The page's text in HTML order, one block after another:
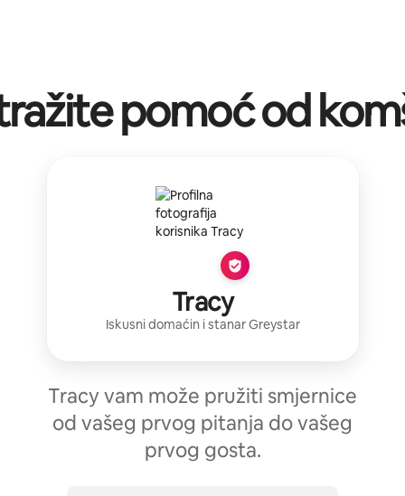
pomoć od
Tracy
Iskusni domaćin i stanarGreystar
Tracy vam može pružiti smjernice
od vašeg prvog pitanja do vašeg
prvog gosta.